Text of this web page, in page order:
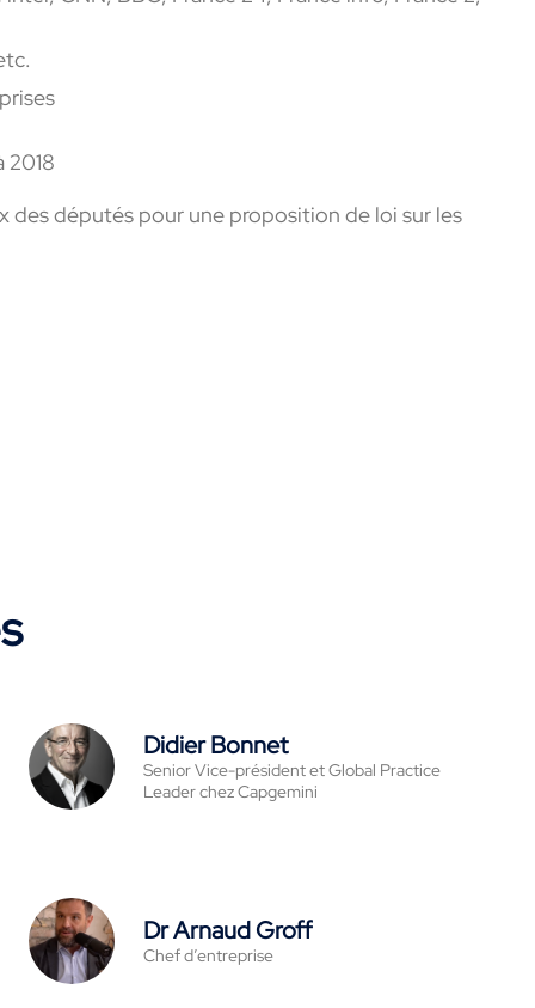
2018
des députés pour une proposition de loi sur les
Didier Bonnet
Senior Vice-président et Global Practice
Leader chez Capgemini
Dr Arnaud Groff
Chef d’entreprise